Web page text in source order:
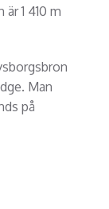
1 410 m
Man
på